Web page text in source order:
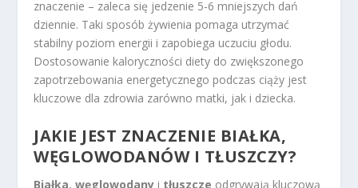
znaczenie – zaleca się jedzenie 5-6 mniejszych dań
dziennie. Taki sposób żywienia pomaga utrzymać
stabilny poziom energii i zapobiega uczuciu głodu.
Dostosowanie kaloryczności diety do zwiększonego
zapotrzebowania energetycznego podczas ciąży jest
kluczowe dla zdrowia zarówno matki, jak i dziecka.
JAKIE JEST ZNACZENIE BIAŁKA,
WĘGLOWODANÓW I TŁUSZCZY?
Białka,węglowodany i tłuszcze odgrywają kluczową